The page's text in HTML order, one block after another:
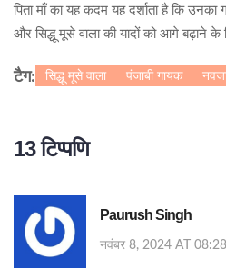
पिता माँ का यह कदम यह दर्शाता है कि
और सिद्धू मूसे वाला की यादों को आगे बढ़ाने
टैग: सिद्धू मूसे वाला पंजाबी गायक
13 टिप्पणि
Paurush Singh
नवंबर 8, 2024 AT 08:28